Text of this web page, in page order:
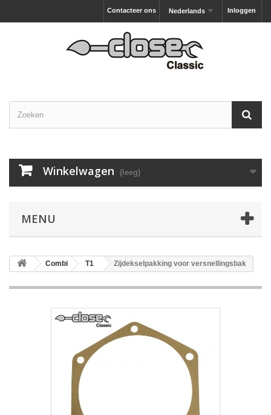
Inloggen
Nederlands
Contacteer ons
Winkelwagen (leeg)
MENU
Combi T1 Zijdekselpakking voor versnellingsbak